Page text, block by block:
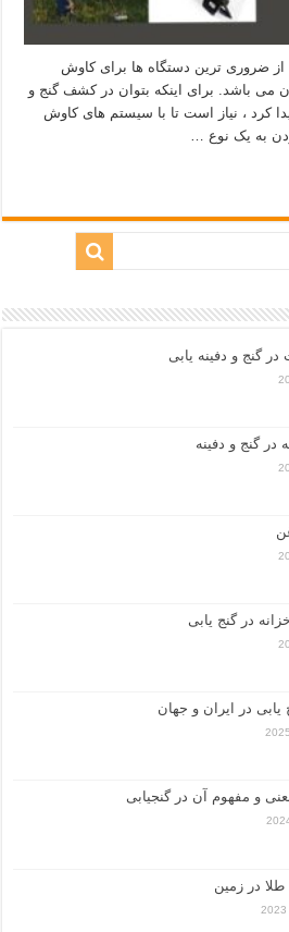
ضروری ترین دستگاه ها برای کاوش
می باشد. برای اینکه بتوان در کشف گنج و
کرد ، نیاز است تا با سیستم های کاوش
به یک نوع …
گنج و دفینه یابی
گنج و دفینه
در گنج یابی
یابی در ایران و جهان
و مفهوم آن در گنجیابی
طلا در زمین